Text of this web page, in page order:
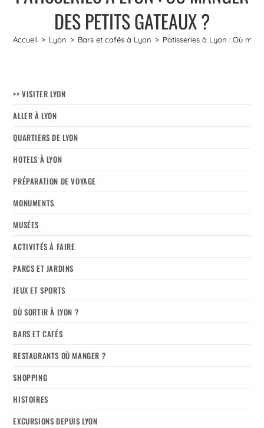
DES PETITS GATEAUX ?
Accueil > Lyon > Bars et cafés à Lyon > Patisseries à Lyon : Où
>> VISITER LYON
ALLER À LYON
QUARTIERS DE LYON
HOTELS À LYON
PRÉPARATION DE VOYAGE
MONUMENTS
MUSÉES
ACTIVITÉS À FAIRE
PARCS ET JARDINS
JEUX ET SPORTS
OÙ SORTIR À LYON ?
BARS ET CAFÉS
RESTAURANTS OÙ MANGER ?
SHOPPING
HISTOIRES
EXCURSIONS DEPUIS LYON